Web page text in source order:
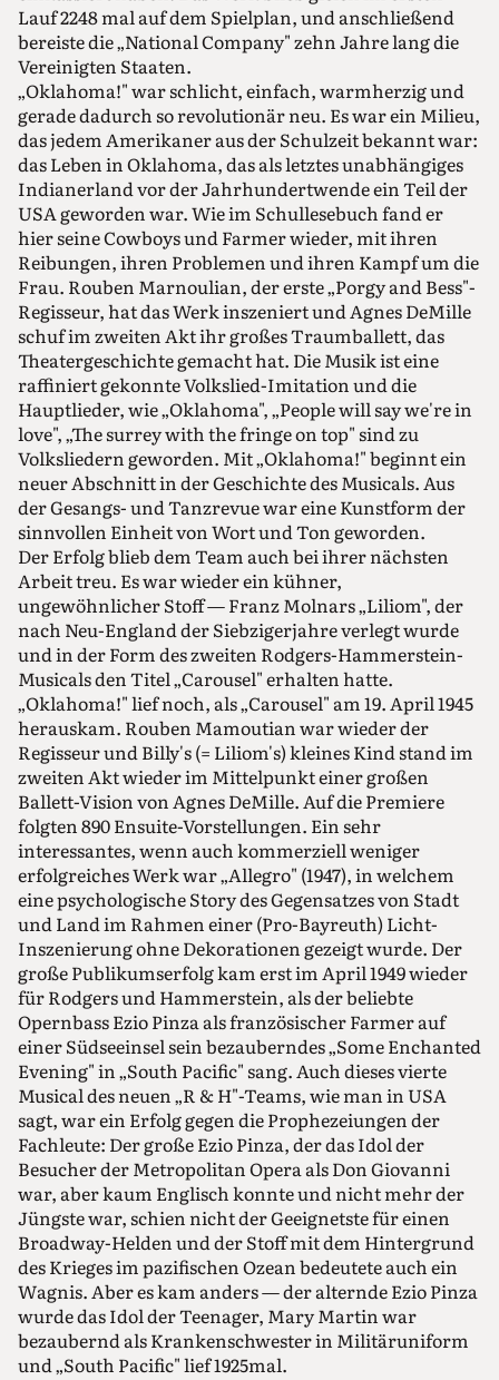
Lauf 2248 mal auf dem Spielplan, und anschließend
bereiste die „National Company" zehn Jahre lang die
Vereinigten Staaten.
„Oklahoma!" war schlicht, einfach, warmherzig und
gerade dadurch so revolutionär neu. Es war ein Milieu,
das jedem Amerikaner aus der Schulzeit bekannt war:
das Leben in Oklahoma, das als letztes unabhängiges
Indianerland vor der Jahrhundertwende ein Teil der
USA geworden war. Wie im Schullesebuch fand er
hier seine Cowboys und Farmer wieder, mit ihren
Reibungen, ihren Problemen und ihren Kampf um die
Frau. Rouben Marnoulian, der erste „Porgy and Bess"-
Regisseur, hat das Werk inszeniert und Agnes DeMille
schuf im zweiten Akt ihr großes Traumballett, das
Theatergeschichte gemacht hat. Die Musik ist eine
raffiniert gekonnte Volkslied-Imitation und die
Hauptlieder, wie „Oklahoma", „People will say we're in
love", „The surrey with the fringe on top" sind zu
Volksliedern geworden. Mit „Oklahoma!" beginnt ein
neuer Abschnitt in der Geschichte des Musicals. Aus
der Gesangs- und Tanzrevue war eine Kunstform der
sinnvollen Einheit von Wort und Ton geworden.
Der Erfolg blieb dem Team auch bei ihrer nächsten
Arbeit treu. Es war wieder ein kühner,
ungewöhnlicher Stoff — Franz Molnars „Liliom", der
nach Neu-England der Siebzigerjahre verlegt wurde
und in der Form des zweiten Rodgers-Hammerstein-
Musicals den Titel „Carousel" erhalten hatte.
„Oklahoma!" lief noch, als „Carousel" am 19. April 1945
herauskam. Rouben Mamoutian war wieder der
Regisseur und Billy's (= Liliom's) kleines Kind stand im
zweiten Akt wieder im Mittelpunkt einer großen
Ballett-Vision von Agnes DeMille. Auf die Premiere
folgten 890 Ensuite-Vorstellungen. Ein sehr
interessantes, wenn auch kommerziell weniger
erfolgreiches Werk war „Allegro" (1947), in welchem
eine psychologische Story des Gegensatzes von Stadt
und Land im Rahmen einer (Pro-Bayreuth) Licht-
Inszenierung ohne Dekorationen gezeigt wurde. Der
große Publikumserfolg kam erst im April 1949 wieder
für Rodgers und Hammerstein, als der beliebte
Opernbass Ezio Pinza als französischer Farmer auf
einer Südseeinsel sein bezauberndes „Some Enchanted
Evening" in „South Pacific" sang. Auch dieses vierte
Musical des neuen „R & H"-Teams, wie man in USA
sagt, war ein Erfolg gegen die Prophezeiungen der
Fachleute: Der große Ezio Pinza, der das Idol der
Besucher der Metropolitan Opera als Don Giovanni
war, aber kaum Englisch konnte und nicht mehr der
Jüngste war, schien nicht der Geeignetste für einen
Broadway-Helden und der Stoff mit dem Hintergrund
des Krieges im pazifischen Ozean bedeutete auch ein
Wagnis. Aber es kam anders — der alternde Ezio Pinza
wurde das Idol der Teenager, Mary Martin war
bezaubernd als Krankenschwester in Militäruniform
und „South Pacific" lief 1925mal.